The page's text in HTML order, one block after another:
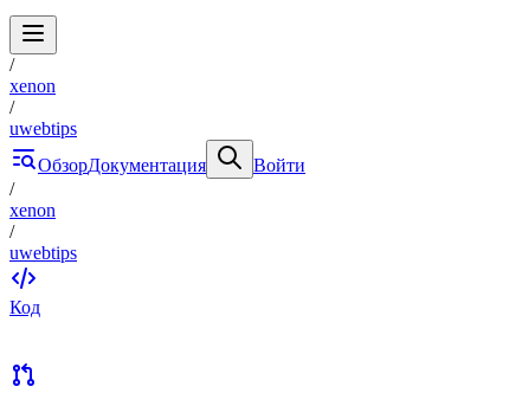
/
xenon
/
uwebtips
ОбзорДокументация
Войти
/
xenon
/
uwebtips
Код